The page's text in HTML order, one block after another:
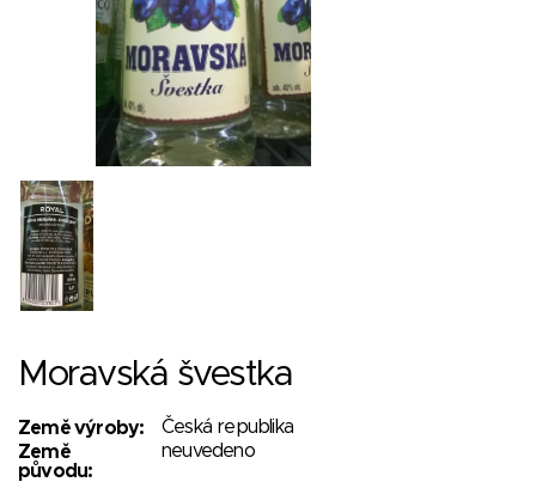
Moravská švestka
Země výroby:
Česká republika
Země
původu:
neuvedeno